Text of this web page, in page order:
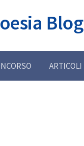
Blog
ARTICOLI